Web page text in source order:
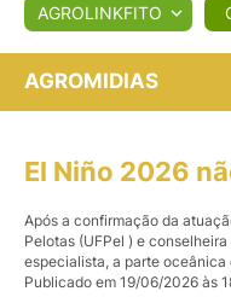
BIOLÓGICOS
Conversor
AGROLINKFITO
AGROMIDIAS
El Niño 2026
Após a confirmação da
Pelotas (UFPel ) e
especialista, a parte oceânica
Publicado em 19/06/2026 às